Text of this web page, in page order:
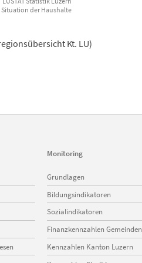
Situation der Haushalte
Kt. LU)
Monitoring
Navigation
überspringen
Grundlagen
Bildungsindikatoren
Sozialindikatoren
Finanzkennzahlen Gemeinden
Kennzahlen Kanton Luzern